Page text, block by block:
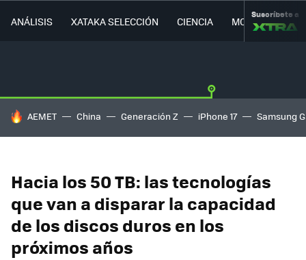
ANÁLISIS XATAKA SELECCIÓN CIENCIA MOVILIDAD
Suscríbete a
HOY SE HABLA DE
AEMET China Generación Z iPhone 17 Samsung
Hacia los 50 TB: las tecnologías
que van a disparar la capacidad
de los discos duros en los
próximos años